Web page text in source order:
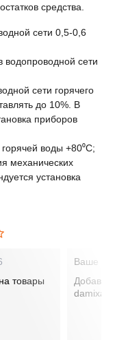
средства.
сети 0,5-0,6
водопроводной сети
сети горячего
до 10%. В
приборов
воды +80⁰С;
механических
установка
товары
Ваше
damixa